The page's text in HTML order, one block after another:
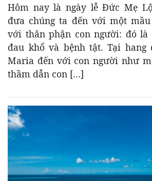
Hôm nay là ngày lễ Đức Mẹ
đưa chúng ta đến với một
với thân phận con người: đó là
đau khổ và bệnh tật. Tại
Maria đến với con người như
thầm dẫn con […]